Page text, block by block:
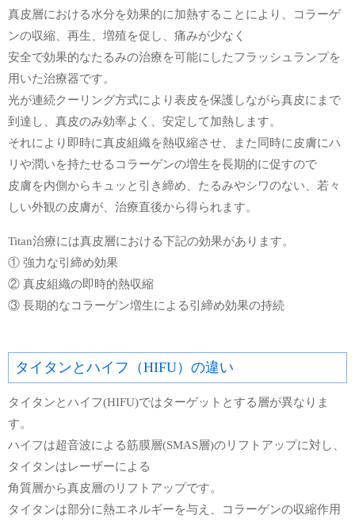
真皮層における水分を効果的に加熱することにより、コラーゲ
ンの収縮、再生、増殖を促し、痛みが少なく
安全で効果的なたるみの治療を可能にしたフラッシュランプを
用いた治療器です。
光が連続クーリング方式により表皮を保護しながら真皮にまで
到達し、真皮のみ効率よく、安定して加熱します。
それにより即時に真皮組織を熱収縮させ、また同時に皮膚にハ
リや潤いを持たせるコラーゲンの増生を長期的に促すので
皮膚を内側からキュッと引き締め、たるみやシワのない、若々
しい外観の皮膚が、治療直後から得られます。
Titan治療には真皮層における下記の効果があります。
① 強力な引締め効果
② 真皮組織の即時的熱収縮
③ 長期的なコラーゲン増生による引締め効果の持続
タイタンとハイフ（HIFU）の違い
タイタンとハイフ(HIFU)ではターゲットとする層が異なりま
す。
ハイフは超音波による筋膜層(SMAS層)のリフトアップに対し、
タイタンはレーザーによる
角質層から真皮層のリフトアップです。
タイタンは部分に熱エネルギーを与え、コラーゲンの収縮作用